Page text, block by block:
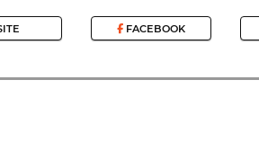
FACEBOOK